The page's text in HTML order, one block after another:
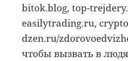
bitok.blog, top-
easilytrading.ru,
dzen.ru/
чтобы вызвать в